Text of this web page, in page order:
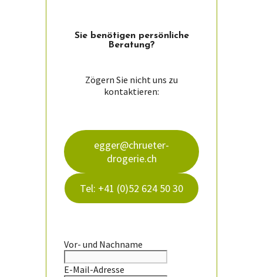
Sie ­benötigen persön­liche
Beratung?
Zögern Sie nicht uns zu
kontaktieren:
egger@chrueter-
drogerie.ch
Tel: +41 (0)52 624 50 30
Vor- und Nachname
E-Mail-Adresse